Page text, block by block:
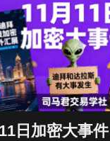
日加密大事件